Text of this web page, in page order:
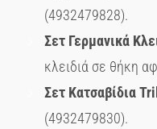
(4932479828).
Σετ Γερμανικά
κλειδιά σε θήκη
Σετ Κατσαβίδια
(4932479830).